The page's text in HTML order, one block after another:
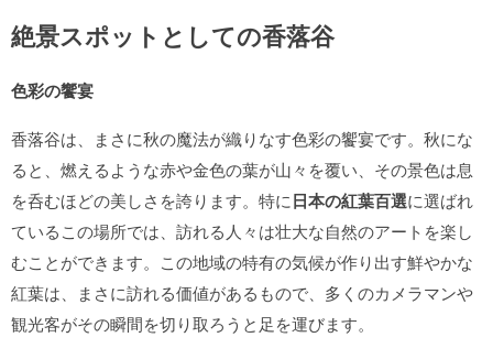
絶景スポットとしての香落谷
色彩の饗宴
香落谷は、まさに秋の魔法が織りなす色彩の饗宴です。秋にな
ると、燃えるような赤や金色の葉が山々を覆い、その景色は息
を呑むほどの美しさを誇ります。特に日本の紅葉百選に選ばれ
ているこの場所では、訪れる人々は壮大な自然のアートを楽し
むことができます。この地域の特有の気候が作り出す鮮やかな
紅葉は、まさに訪れる価値があるもので、多くのカメラマンや
観光客がその瞬間を切り取ろうと足を運びます。